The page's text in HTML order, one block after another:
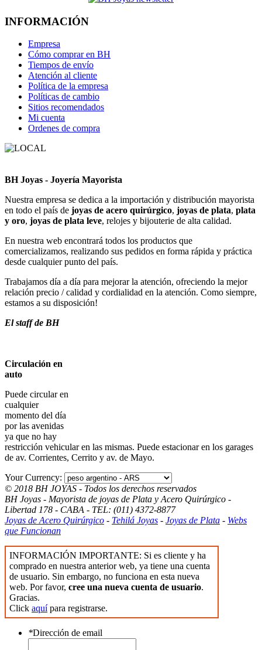
INFORMACIÓN
Empresa
Cómo comprar en BH
Tiempos de envío
Atención al cliente
Política de la empresa
Políticas de cambio
Sitios recomendados
Mi cuenta
Ordenes de compra
BH Joyas - Joyería Mayorista
Nuestra empresa se dedica a la importación y distribución mayorista
en todo el país de joyas de acero quirúrgico, joyas de plata, plata
y oro, joyas de plata leve, relojes y bijouterie de alta calidad.
En nuestra web encontrará todos los productos que
comercializamos, realizando sus pedidos en forma rápida y práctica
desde cualquier punto del país.
Trabajamos día a día para mejorar la atención, ofreciendo la mejor
relación precio / calidad y cordialidad en la atención. Como siempre,
estamos a su disposición!
El staff de BH
Circulación en
auto
Puede circular en
cualquier
momento del día
por las avenidas
ya que no hay
restricción vehicular en las mismas. Puede estacionar en los garages
de av. Corrientes, Cerrito y av. de Mayo.
Your Currency:
© 2018 BH JOYAS - Todos los derechos reservados
BH Joyas - Mayorista de joyas de Plata y Acero Quirúrgico -
Libertad 178 - CABA - TEL: (011) 4372-8877
Joyas de Acero Quirúrgico - Tehilá Joyas - Joyas de Plata - Webs
que Funcionan
INFORMACIÓN IMPORTANTE: Si es cliente y ha
comprado en nuestra anterior web, ya tiene una cuenta
de usuario. Sin embargo, no funciona en esta nueva
web. Por favor, cree una nueva cuenta de usuario.
Gracias.
Click aquípara registrarse.
*Dirección de email